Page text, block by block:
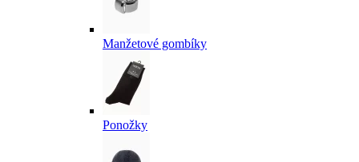
Manžetové gombíky
Ponožky